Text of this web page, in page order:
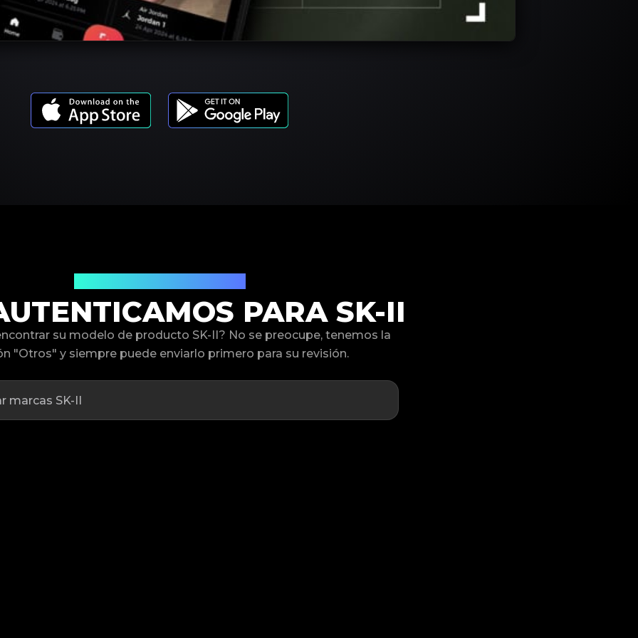
PARA SK-II
su modelo de producto SK-II? No se preocupe, tenemos la
"Otros" y siempre puede enviarlo primero para su revisión.